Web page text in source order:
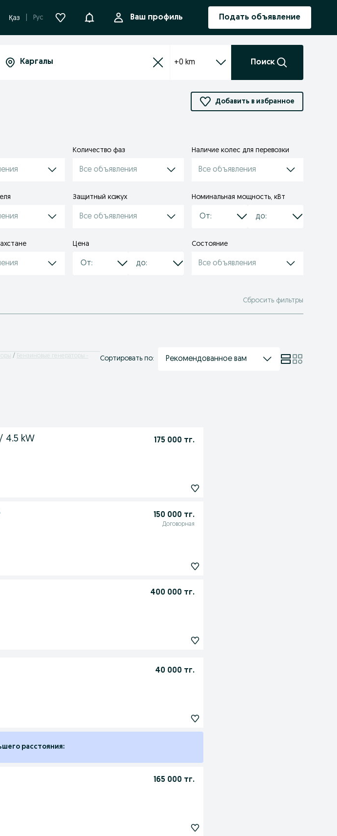
Қаз Рус УведомленияВаш профиль Подать объявление
+0 km Поиск
Добавить в избранное
Количество фаз
Все объявления
Наличие колес для перевозки
Все объявления
Защитный кожух
Все объявления
Номинальная мощность, кВт
Цена Состояние
Все объявления
Сбросить фильтры
Бензиновые генераторы -
Сортировать по: Рекомендованное вам
4.5 kW 175 000 тг.
150 000 тг.
Договорная
400 000 тг.
40 000 тг.
расстояния:
165 000 тг.